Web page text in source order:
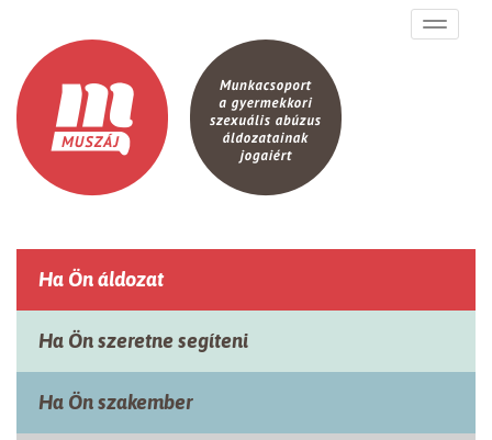
Toggle
Ha Ön áldozat
Ha Ön szeretne segíteni
Ha Ön szakember